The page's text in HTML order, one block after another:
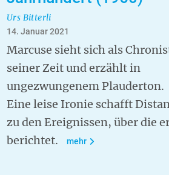
Urs Bitterli
14. Januar 2021
Marcuse sieht sich als
seiner Zeit und erzählt in
ungezwungenem Plauderton.
Eine leise Ironie schafft
zu den Ereignissen, über die
berichtet.
mehr